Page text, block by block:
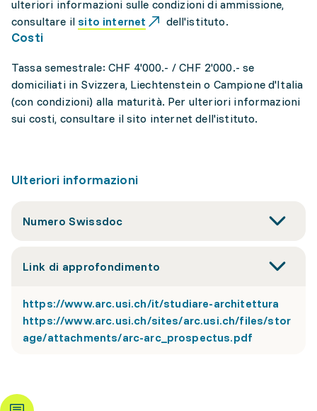
ulteriori informazioni sulle condizioni di ammissione,
consultare il sito internet dell'istituto.
Costi
Tassa semestrale: CHF 4'000.- / CHF 2'000.- se
domiciliati in Svizzera, Liechtenstein o Campione d'Italia
(con condizioni) alla maturità. Per ulteriori informazioni
sui costi, consultare il sito internet dell'istituto.
Ulteriori informazioni
Numero Swissdoc
Link di approfondimento
https://www.arc.usi.ch/it/studiare-architettura
https://www.arc.usi.ch/sites/arc.usi.ch/files/stor
age/attachments/arc-arc_prospectus.pdf